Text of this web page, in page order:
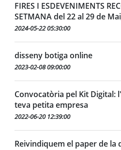
FIRES I ESDEVENIMENTS
SETMANA del 22 al 29 de
2024-05-22 05:30:00
disseny botiga online
2023-02-08 09:00:00
Convocatòria pel Kit Digital:
teva petita empresa
2022-06-20 12:39:00
Reivindiquem el paper de la